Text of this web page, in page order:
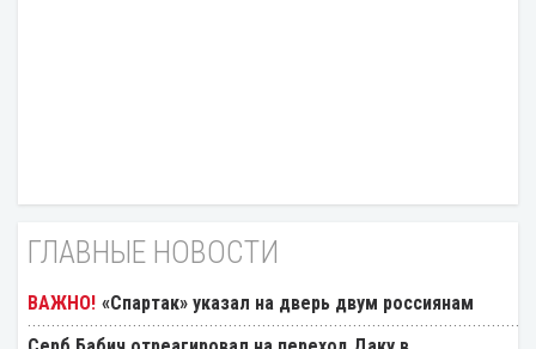
ГЛАВНЫЕ НОВОСТИ
«Спартак» указал на дверь двум россиянам